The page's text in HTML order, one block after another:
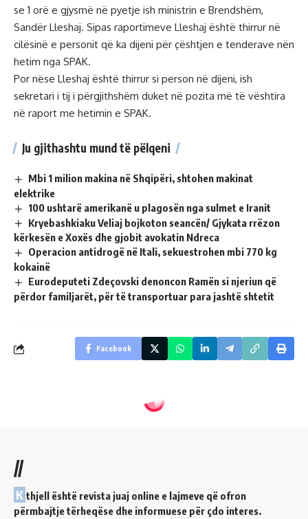
se 1 orë e gjysmë në pyetje ish ministrin e Brendshëm,
Sandër Lleshaj. Sipas raportimeve Lleshaj është thirrur në
cilësinë e personit që ka dijeni për çështjen e tenderave nën
hetim nga SPAK.
Por nëse Lleshaj është thirrur si person në dijeni, ish
sekretari i tij i përgjithshëm duket në pozita më të vështira
në raport me hetimin e SPAK.
Ju gjithashtu mund të pëlqeni
Mbi 1 milion makina në Shqipëri, shtohen makinat
elektrike
100 ushtarë amerikanë u plagosën nga sulmet e Iranit
Kryebashkiaku Veliaj bojkoton seancën/ Gjykata rrëzon
kërkesën e Xoxës dhe gjobit avokatin Ndreca
Operacion antidrogë në Itali, sekuestrohen mbi 770 kg
kokainë
Eurodeputeti Zdeçovski denoncon Ramën si njeriun që
përdor familjarët, për të transportuar para jashtë shtetit
Facebook
//
K thjell është revista juaj online e lajmeve që ofron
përmbajtje tërheqëse dhe informuese për çdo interes.